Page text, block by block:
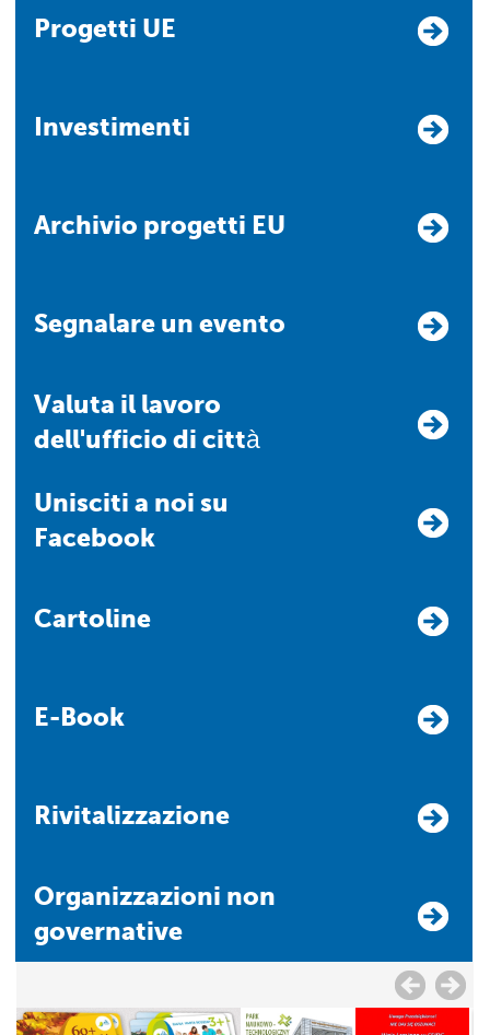
Progetti UE
Investimenti
Archivio progetti EU
Segnalare un evento
Valuta il lavoro
dell'ufficio di città
Unisciti a noi su
Facebook
Cartoline
E-Book
Rivitalizzazione
Organizzazioni non
governative